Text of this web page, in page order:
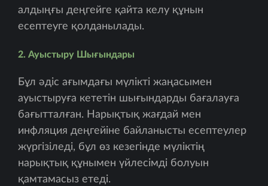
алдыңғы деңгейге қайта келу құнын
есептеуге қолданылады.
2. Ауыстыру Шығындары
Бұл әдіс ағымдағы мүлікті жаңасымен
ауыстыруға кететін шығындарды бағалауға
бағытталған. Нарықтық жағдай мен
инфляция деңгейіне байланысты есептеулер
жүргізіледі, бұл өз кезегінде мүліктің
нарықтық құнымен үйлесімді болуын
қамтамасыз етеді.